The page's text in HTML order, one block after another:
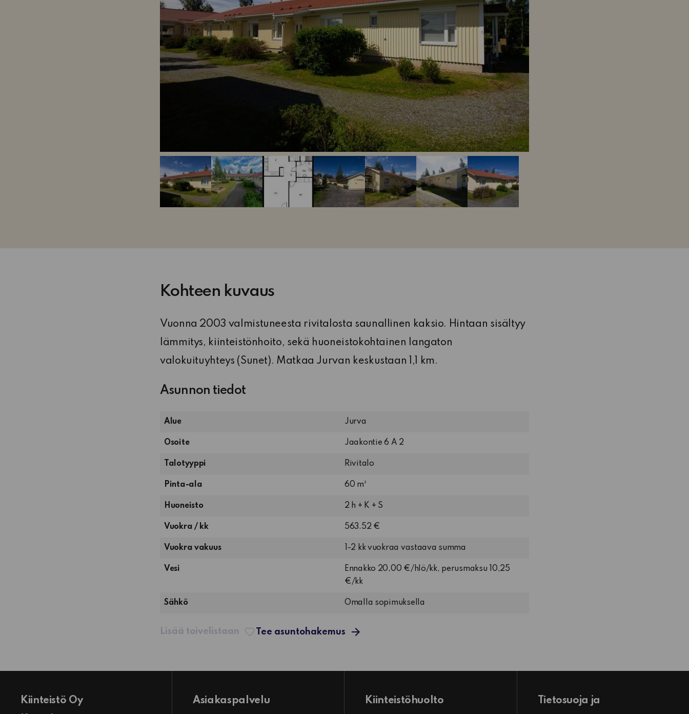
Kohteen kuvaus
Vuonna 2003 valmistuneesta rivitalosta saunallinen kaksio. Hintaan sisältyy
lämmitys, kiinteistönhoito, sekä huoneistokohtainen langaton
valokuituyhteys (Sunet). Matkaa Jurvan keskustaan 1,1 km.
Asunnon tiedot
Alue Jurva
Osoite Jaakontie 6 A 2
Talotyyppi Rivitalo
Pinta-ala 60 m²
Huoneisto 2 h + K + S
2
keittiö
ja
Vuokra / kk 563.52 €
Vuokra vakuus 1-2 kk vuokraa vastaava summa
Vesi
Ennakko 20,00 €/hlö/kk, perusmaksu 10,25
€/kk
Sähkö Omalla sopimuksella
Lisää toivelistaan Tee asuntohakemus
Kiinteistö Oy
Asiakaspalvelu Kiinteistöhuolto
Tietosuoja ja